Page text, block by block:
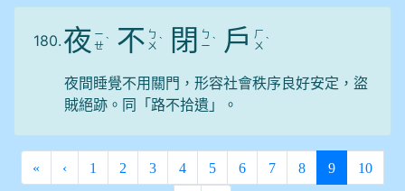
180. 夜 ㄧ
ㄝˋ 不 ㄅ
ㄨ ˋ 閉
ㄅ
ㄧ ˋ 戶
ㄏ
ㄨ ˋ
夜間睡覺不用關門，形容社會秩序良好安定，盜
賊絕跡。同「路不拾遺」。
« ‹ 1 2 3 4 5 6 7 8 9(current)
10